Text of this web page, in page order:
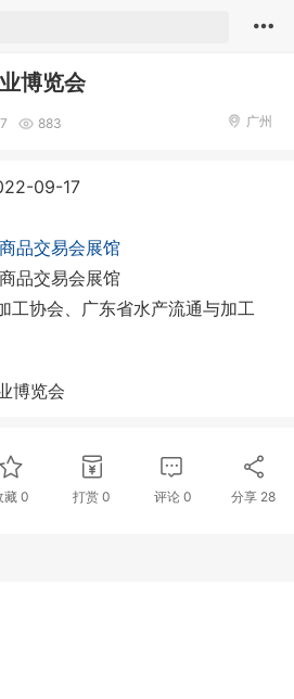
博览会
883 广州
09-17
品交易会展馆
品交易会展馆
工协会、广东省水产流通与加工
博览会
藏0 打赏 0 评论 0 分享 28